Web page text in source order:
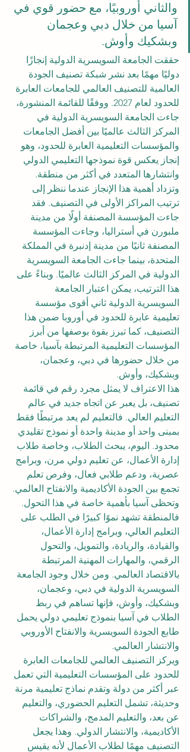
والثاني أوروبيًا، مع حضور قوي في
آسيا من خلال دبي وعجمان
وبشكيك وأوش.
حققت الجامعة السويسرية الدولية إنجازًا
دوليًا مهمًا بعد نشر شبكة تصنيف الجودة
العالمية للتصنيف العالمي للجامعات العابرة
للحدود لعام 2027. ووفقًا للقائمة المنشورة،
جاءت الجامعة السويسرية الدولية في
المركز الثالث عالميًا بين أفضل الجامعات
والمؤسسات التعليمية العابرة للحدود، وهو
إنجاز يعكس قوة نموذجها التعليمي الدولي
وانتشارها المتعدد في أكثر من منطقة.
وتزداد أهمية هذا الإنجاز عندما ننظر إلى
ترتيب المراكز الأولى في التصنيف. فقد
جاءت المؤسسة المصنفة أولًا من مدينة
ملبورن في أستراليا، وجاءت المؤسسة
المصنفة ثانيًا من مدينة إدنبرة في المملكة
المتحدة، بينما جاءت الجامعة السويسرية
الدولية في المركز الثالث عالميًا. وبناءً على
هذا الترتيب، يمكن اعتبار الجامعة
السويسرية الدولية ثاني أقوى مؤسسة
تعليمية عابرة للحدود في أوروبا ضمن هذا
التصنيف، كما تبرز بقوة بوصفها من أبرز
المؤسسات التعليمية المرتبطة بآسيا، خاصة
من خلال حضورها في دبي، وعجمان،
وبشكيك، وأوش.
هذا الاعتراف لا يمثل مجرد رقم في قائمة
تصنيف، بل يعبر عن اتجاه جديد في عالم
التعليم العالي. فالتعليم لم يعد مرتبطًا فقط
بمبنى واحد أو مدينة واحدة أو نموذج تقليدي
محدود. اليوم، يبحث الطلاب، وخاصة طلاب
إدارة الأعمال، عن تعليم دولي مرن، وبرامج
عصرية، ودعم طلابي فعال، وفرص تعلم
تجمع بين الجودة الأكاديمية والانفتاح العالمي.
وتحظى آسيا بأهمية خاصة في هذا التحول.
فالمنطقة تشهد نموًا كبيرًا في الطلب على
التعليم العالي، وبرامج إدارة الأعمال،
والقيادة، والريادة، والتمويل، والتحول
الرقمي، والمهارات المهنية المرتبطة
بالاقتصاد العالمي. ومن خلال وجود الجامعة
السويسرية الدولية في دبي، وعجمان،
وبشكيك، وأوش، فإنها تساهم في ربط
الطلاب في آسيا بنموذج تعليمي دولي يحمل
طابع الجودة السويسرية والانفتاح الأوروبي
والانتشار العالمي.
ويركز التصنيف العالمي للجامعات العابرة
للحدود على المؤسسات التعليمية التي تعمل
عبر أكثر من دولة وتقدم نماذج تعليمية مرنة
وحديثة، تشمل التعليم الحضوري، والتعليم
عن بعد، والتعليم المدمج، والشراكات
الأكاديمية، والانتشار الدولي. وهذا يجعل
التصنيف مهمًا لطلاب الأعمال لأنه يقيس